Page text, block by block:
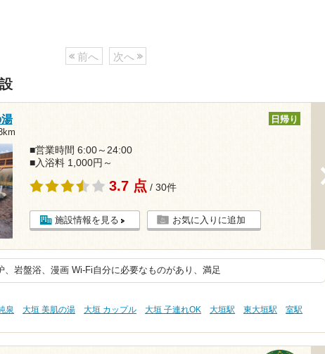
前へ 次へ
日帰り
■営業時間 6:00～24:00
■入浴料 1,000円～
3.7 点 / 30件
施設情報を見る お気に入りに追加
、岩盤浴、漫画 Wi-Fi自分に必要なものがあり、満足
泉 大垣 美肌の湯 大垣 カップル 大垣 子連れOK 大垣駅 東大垣駅
室駅